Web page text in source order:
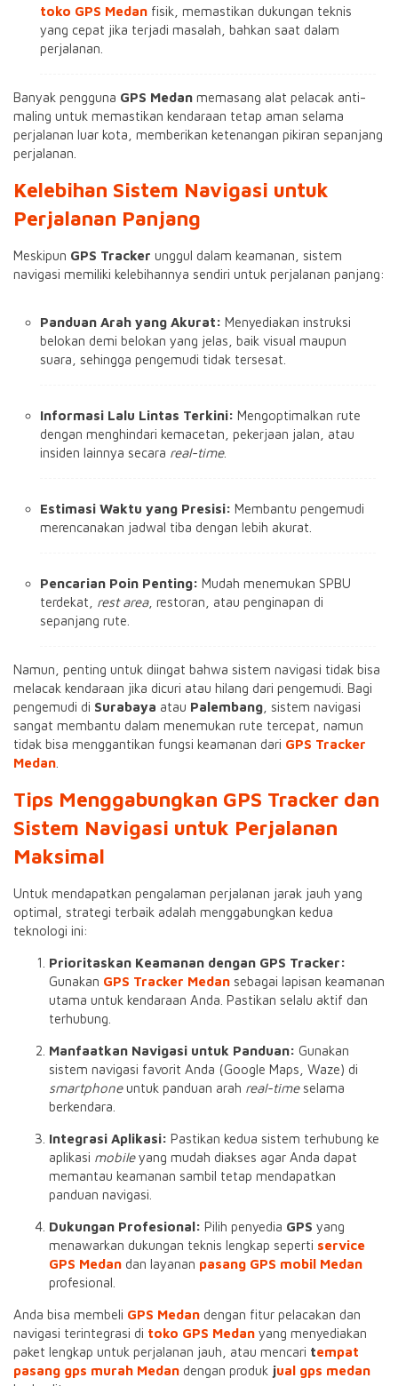
toko GPS Medan fisik, memastikan dukungan teknis
yang cepat jika terjadi masalah, bahkan saat dalam
perjalanan.
Banyak pengguna GPS Medan memasang alat pelacak anti-
maling untuk memastikan kendaraan tetap aman selama
perjalanan luar kota, memberikan ketenangan pikiran sepanjang
perjalanan.
Kelebihan Sistem Navigasi untuk
Perjalanan Panjang
Meskipun GPS Tracker unggul dalam keamanan, sistem
navigasi memiliki kelebihannya sendiri untuk perjalanan panjang:
Panduan Arah yang Akurat: Menyediakan instruksi
belokan demi belokan yang jelas, baik visual maupun
suara, sehingga pengemudi tidak tersesat.
Informasi Lalu Lintas Terkini: Mengoptimalkan rute
dengan menghindari kemacetan, pekerjaan jalan, atau
insiden lainnya secara real-time.
Estimasi Waktu yang Presisi: Membantu pengemudi
merencanakan jadwal tiba dengan lebih akurat.
Pencarian Poin Penting: Mudah menemukan SPBU
terdekat, rest area, restoran, atau penginapan di
sepanjang rute.
Namun, penting untuk diingat bahwa sistem navigasi tidak bisa
melacak kendaraan jika dicuri atau hilang dari pengemudi. Bagi
pengemudi di Surabaya atau Palembang , sistem navigasi
sangat membantu dalam menemukan rute tercepat, namun
tidak bisa menggantikan fungsi keamanan dari GPS Tracker
Medan
Tips Menggabungkan GPS Tracker dan
Sistem Navigasi untuk Perjalanan
Maksimal
Untuk mendapatkan pengalaman perjalanan jarak jauh yang
optimal, strategi terbaik adalah menggabungkan kedua
teknologi ini:
Prioritaskan Keamanan dengan GPS Tracker:
Gunakan GPS Tracker Medan sebagai lapisan keamanan
utama untuk kendaraan Anda. Pastikan selalu aktif dan
terhubung.
Manfaatkan Navigasi untuk Panduan: Gunakan
sistem navigasi favorit Anda (Google Maps, Waze) di
smartphoneuntuk panduan arah real-timeselama
berkendara.
Integrasi Aplikasi: Pastikan kedua sistem terhubung ke
aplikasi mobileyang mudah diakses agar Anda dapat
memantau keamanan sambil tetap mendapatkan
panduan navigasi.
Dukungan Profesional: Pilih penyedia GPS yang
menawarkan dukungan teknis lengkap seperti service
GPS Medan dan layanan pasang GPS mobil Medan
profesional.
Anda bisa membeli GPS Medan dengan fitur pelacakan dan
navigasi terintegrasi di toko GPS Medan yang menyediakan
paket lengkap untuk perjalanan jauh, atau mencari tempat
pasang gps murah Medan dengan produk jual gps medan